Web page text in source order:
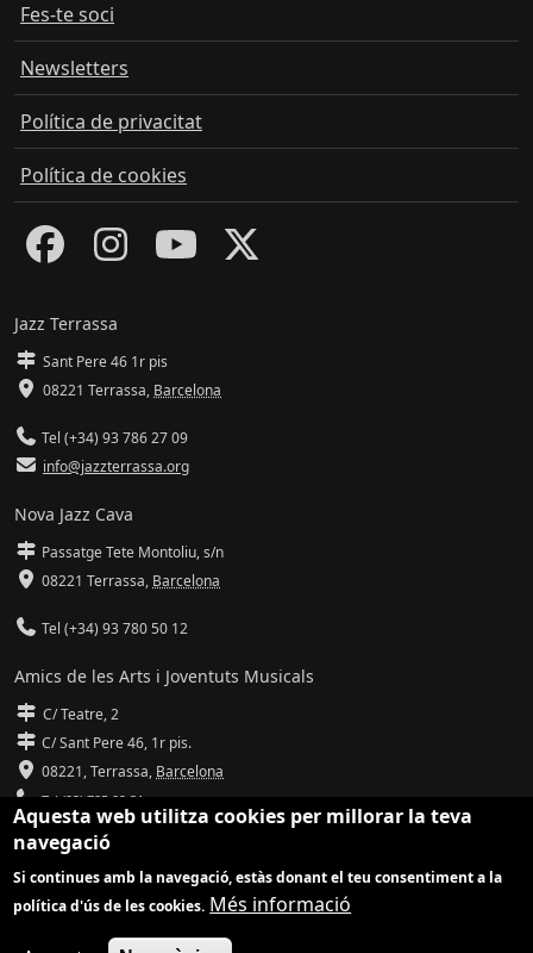
Fes-te soci
Newsletters
Política de privacitat
Política de cookies
Jazz Terrassa
Sant Pere 46 1r pis
08221 Terrassa, Barcelona
Tel (+34) 93 786 27 09
info@jazzterrassa.org
Nova Jazz Cava
Passatge Tete Montoliu, s/n
08221 Terrassa, Barcelona
Tel (+34) 93 780 50 12
Amics de les Arts i Joventuts Musicals
C/ Teatre, 2
C/ Sant Pere 46, 1r pis.
08221,Terrassa, Barcelona
Tel (93) 785 92 31
info@amicsdelesarts-jjmm.cat
www.amicsdelesarts-jjmm.cat
Adaptació de
Aquesta web utilitza cookies per millorar la teva
navegació
Si continues amb la navegació, estàs donant el teu consentiment a la
política d'ús de les cookies. Més informació